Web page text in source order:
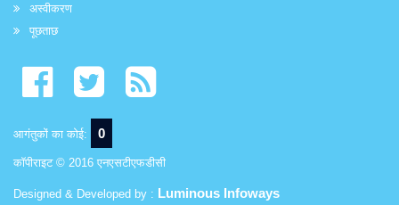
अस्वीकरण
पूछताछ
आगंतुकों का कोई: 0
कॉपीराइट © 2016 एनएसटीएफडीसी
Designed & Developed by : Luminous Infoways